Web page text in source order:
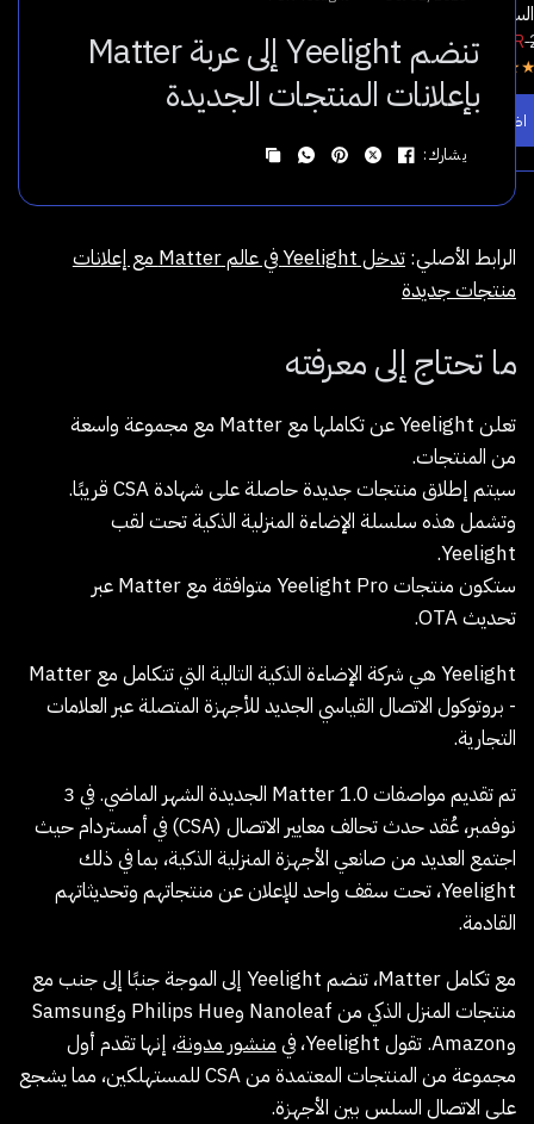
تنضم Yeelight إلى عربة Matter
بإعلانات المنتجات الجديدة
يشارك:
الرابط الأصلي:
تدخل Yeelight في عالم Matter مع إعلانات
منتجات جديدة
ما تحتاج إلى معرفته
تعلن Yeelight عن تكاملها مع Matter مع مجموعة واسعة
من المنتجات.
سيتم إطلاق منتجات جديدة حاصلة على شهادة CSA قريبًا.
وتشمل هذه سلسلة الإضاءة المنزلية الذكية تحت لقب
Yeelight.
ستكون منتجات Yeelight Pro متوافقة مع Matter عبر
تحديث OTA.
Yeelight هي شركة الإضاءة الذكية التالية التي تتكامل مع Matter
- بروتوكول الاتصال القياسي الجديد للأجهزة المتصلة عبر العلامات
التجارية.
تم تقديم مواصفات Matter 1.0 الجديدة الشهر الماضي. في 3
نوفمبر، عُقد حدث تحالف معايير الاتصال (CSA) في أمستردام حيث
اجتمع العديد من صانعي الأجهزة المنزلية الذكية، بما في ذلك
Yeelight، تحت سقف واحد للإعلان عن منتجاتهم وتحديثاتهم
القادمة.
مع تكامل Matter، تنضم Yeelight
إلىالموجة جنبًا إلى جنب مع
منتجات المنزل الذكي من Nanoleaf وPhilips Hue وSamsung
منشور مدونة، إنها تقدم أول
مجموعة من المنتجات المعتمدة من CSA للمستهلكين، مما يشجع
على الاتصال السلس بين الأجهزة.
لايت عبر التطبيق
175.00
5.0
إلى السلة
89.00 SAR
66.00 SAR
اضف إلى السلة